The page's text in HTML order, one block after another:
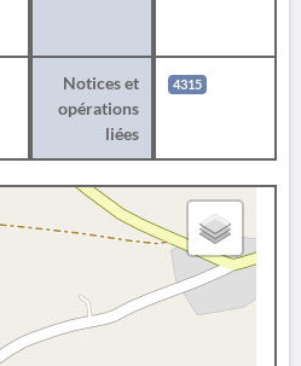
Notices et
opérations
liées
4315